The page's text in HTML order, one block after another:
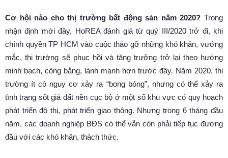
Cơ hội nào cho thị trường bất động sản năm 2020? Trong
nhận định mới đây, HoREA đánh giá từ quý III/2020 trở đi, khi
chính quyền TP HCM vào cuộc tháo gỡ những khó khăn, vướng
mắc, thị trường sẽ phục hồi và tăng trưởng trở lại theo hướng
minh bạch, công bằng, lành mạnh hơn trước đây. Năm 2020, thị
trường ít có nguy cơ xảy ra “bong bóng”, nhưng có thể xảy ra
tình trạng sốt giá đất nền cục bộ ở một số khu vực có quy hoạch
phát triển đô thị, phát triển giao thông. Nhưng trong 6 tháng đầu
năm, các doanh nghiệp BĐS có thể vẫn còn phải tiếp tục đương
đầu với các khó khăn, thách thức.